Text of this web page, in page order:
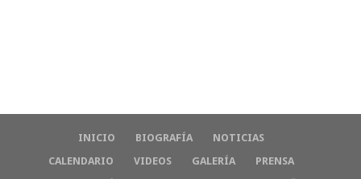
INICIO BIOGRAFÍA
NOTICIAS
CALENDARIO
VIDEOS GALERÍA
PRENSA